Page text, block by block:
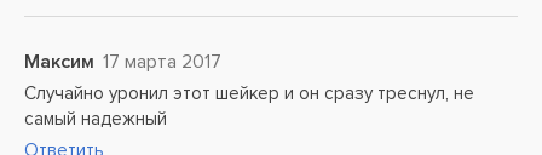
Максим 17 марта 2017
Случайно уронил этот шейкер и он сразу треснул, не
самый надежный
Ответить